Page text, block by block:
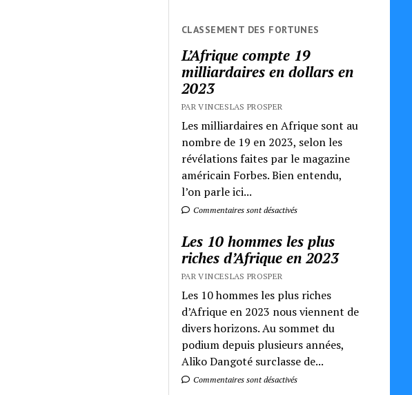
CLASSEMENT DES FORTUNES
L’Afrique compte 19
milliardaires en dollars en
2023
PAR VINCESLAS PROSPER
Les milliardaires en Afrique sont au
nombre de 19 en 2023, selon les
révélations faites par le magazine
américain Forbes. Bien entendu,
l’on parle ici...
Commentaires sont désactivés
Les 10 hommes les plus
riches d’Afrique en 2023
PAR VINCESLAS PROSPER
Les 10 hommes les plus riches
d’Afrique en 2023 nous viennent de
divers horizons. Au sommet du
podium depuis plusieurs années,
Aliko Dangoté surclasse de...
Commentaires sont désactivés